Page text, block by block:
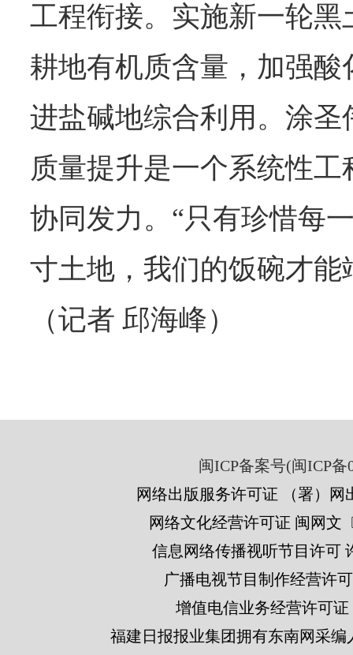
工程衔接。实施新一轮
耕地有机质含量，加强
进盐碱地综合利用。涂
质量提升是一个系统性
协同发力。“只有珍惜每
寸土地，我们的饭碗才能
（记者 邱海峰）
闽ICP备案号(闽ICP备
网络出版服务许可证 （署）网
网络文化经营许可证 闽网文
信息网络传播视听节目许可
广播电视节目制作经营许
增值电信业务经营许可证
福建日报报业集团拥有东南网采